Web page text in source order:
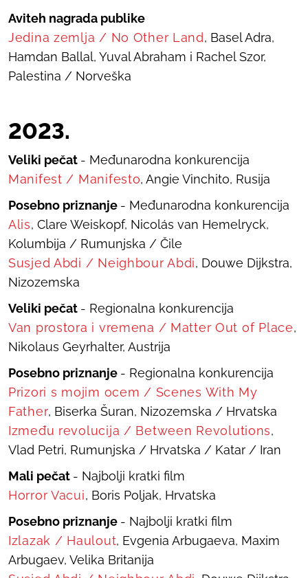
Aviteh nagrada publike
Jedina zemlja / No Other Land, Basel Adra,
Hamdan Ballal, Yuval Abraham i Rachel Szor,
Palestina / Norveška
2023.
Veliki pečat - Međunarodna konkurencija
Manifest / Manifesto, Angie Vinchito, Rusija
Posebno priznanje - Međunarodna konkurencija
Alis, Clare Weiskopf, Nicolás van Hemelryck,
Kolumbija / Rumunjska / Čile
Susjed Abdi / Neighbour Abdi, Douwe Dijkstra,
Nizozemska
Veliki pečat - Regionalna konkurencija
Van prostora i vremena / Matter Out of Place,
Nikolaus Geyrhalter, Austrija
Posebno priznanje - Regionalna konkurencija
Prizori s mojim ocem / Scenes With My
Father, Biserka Šuran, Nizozemska / Hrvatska
Između revolucija / Between Revolutions,
Vlad Petri, Rumunjska / Hrvatska / Katar / Iran
Mali pečat - Najbolji kratki film
Horror Vacui, Boris Poljak, Hrvatska
Posebno priznanje - Najbolji kratki film
Izlazak / Haulout, Evgenia Arbugaeva, Maxim
Arbugaev, Velika Britanija